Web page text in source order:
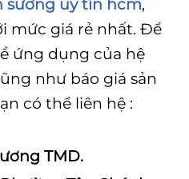
sương uy tín hcm,
mức giá rẻ nhất. Để
ứng dụng của hệ
như báo giá sản
có thể liên hệ :
TMD.